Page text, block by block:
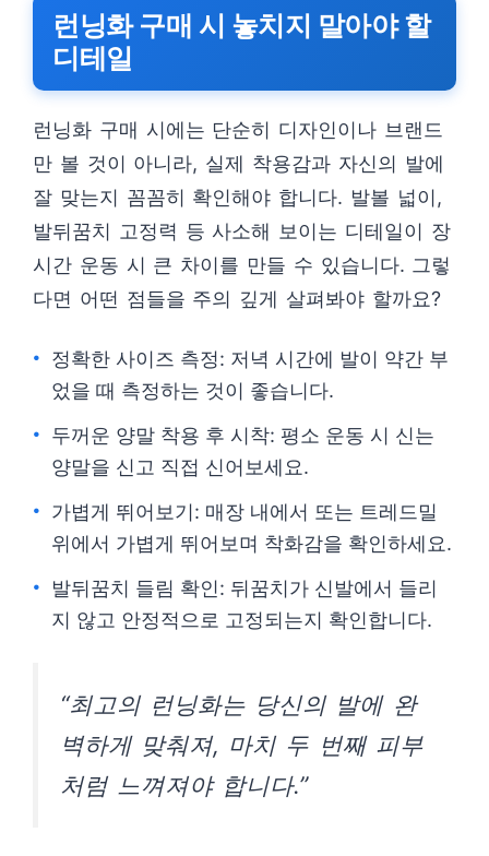
런닝화 구매 시 놓치지 말아야 할
디테일
런닝화 구매 시에는 단순히 디자인이나 브랜드
만 볼 것이 아니라, 실제 착용감과 자신의 발에
잘 맞는지 꼼꼼히 확인해야 합니다. 발볼 넓이,
발뒤꿈치 고정력 등 사소해 보이는 디테일이 장
시간 운동 시 큰 차이를 만들 수 있습니다. 그렇
다면 어떤 점들을 주의 깊게 살펴봐야 할까요?
정확한 사이즈 측정: 저녁 시간에 발이 약간 부
었을 때 측정하는 것이 좋습니다.
두꺼운 양말 착용 후 시착: 평소 운동 시 신는
양말을 신고 직접 신어보세요.
가볍게 뛰어보기: 매장 내에서 또는 트레드밀
위에서 가볍게 뛰어보며 착화감을 확인하세요.
발뒤꿈치 들림 확인: 뒤꿈치가 신발에서 들리
지 않고 안정적으로 고정되는지 확인합니다.
“최고의 런닝화는 당신의 발에 완
벽하게 맞춰져, 마치 두 번째 피부
처럼 느껴져야 합니다.”